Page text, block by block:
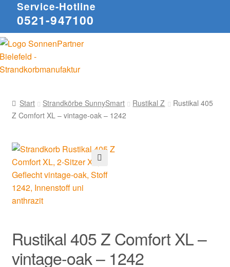
Service-Hotline
0521-947100
Start Strandkörbe SunnySmart Rustikal Z
Rustikal 405
Z Comfort XL – vintage-oak – 1242
🔍
Rustikal 405 Z Comfort XL –
vintage-oak – 1242